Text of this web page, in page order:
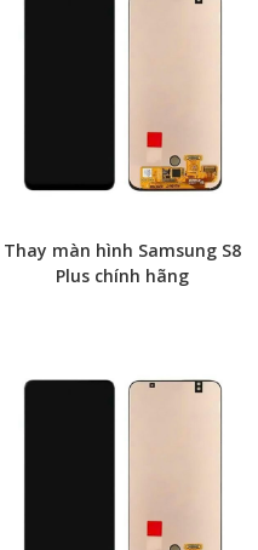
Thay màn hình Samsung S8
Plus chính hãng